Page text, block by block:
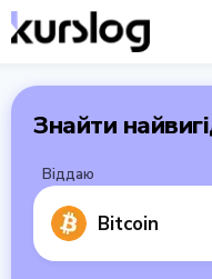
Знайти
Віддаю
Bitcoin